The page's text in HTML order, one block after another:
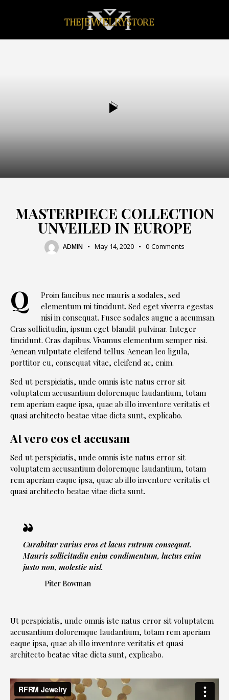
MASTERPIECE COLLECTION
UNVEILED IN EUROPE
ADMIN May 14, 2020 0 Comments
Q
Proin faucibus nec mauris a sodales, sed
elementum mi tincidunt. Sed eget viverra egestas
nisi in consequat. Fusce sodales augue a accumsan.
Cras sollicitudin, ipsum eget blandit pulvinar. Integer
tincidunt. Cras dapibus. Vivamus elementum semper nisi.
Aenean vulputate eleifend tellus. Aenean leo ligula,
porttitor eu, consequat vitae, eleifend ac, enim.
Sed ut perspiciatis, unde omnis iste natus error sit
voluptatem accusantium doloremque laudantium, totam
rem aperiam eaque ipsa, quae ab illo inventore veritatis et
quasi architecto beatae vitae dicta sunt, explicabo.
At vero eos et accusam
Sed ut perspiciatis, unde omnis iste natus error sit
voluptatem accusantium doloremque laudantium, totam
rem aperiam eaque ipsa, quae ab illo inventore veritatis et
quasi architecto beatae vitae dicta sunt.
Curabitur varius eros et lacus rutrum consequat.
Mauris sollicitudin enim condimentum, luctus enim
justo non, molestie nisl.
Piter Bowman
Ut perspiciatis, unde omnis iste natus error sit voluptatem
accusantium doloremque laudantium, totam rem aperiam
eaque ipsa, quae ab illo inventore veritatis et quasi
architecto beatae vitae dicta sunt, explicabo.